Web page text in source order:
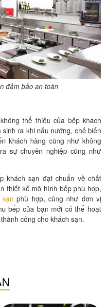
đảm bảo an toàn
thể thiếu của bếp khách
ra khi nấu nướng, chế biến
khách hàng cũng như không
sự chuyên nghiệp cũng như
khách sạn đạt chuẩn về chất
thiết kế mô hình bếp phù hợp,
phù hợp, cũng như đơn vị
bếp của bạn mới có thể hoạt
công cho khách sạn.